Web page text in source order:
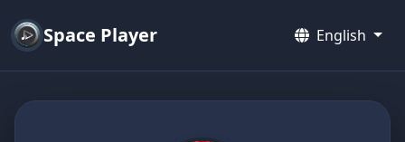
Space Player English